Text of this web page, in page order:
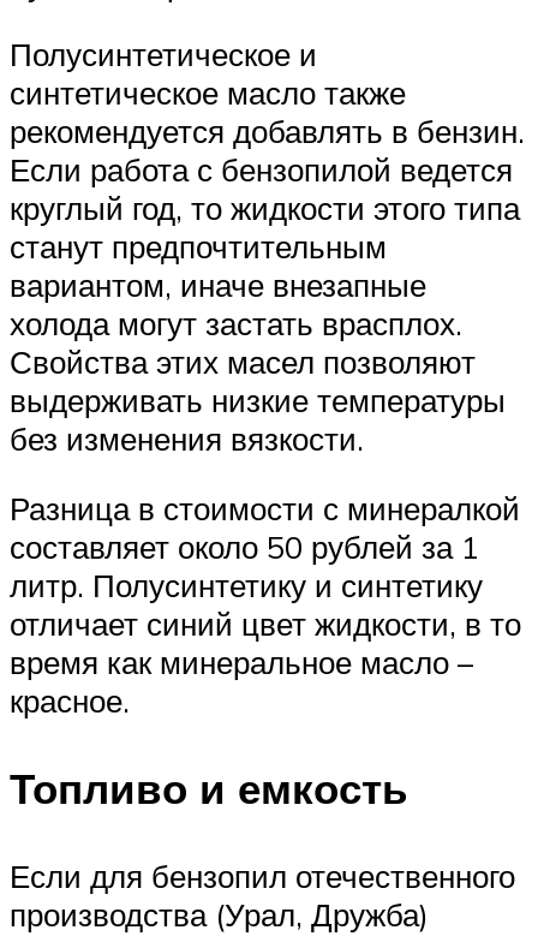
Полусинтетическое и
синтетическое масло также
рекомендуется добавлять в бензин.
Если работа с бензопилой ведется
круглый год, то жидкости этого типа
станут предпочтительным
вариантом, иначе внезапные
холода могут застать врасплох.
Свойства этих масел позволяют
выдерживать низкие температуры
без изменения вязкости.
Разница в стоимости с минералкой
составляет около 50 рублей за 1
литр. Полусинтетику и синтетику
отличает синий цвет жидкости, в то
время как минеральное масло –
красное.
Топливо и емкость
Если для бензопил отечественного
производства (Урал, Дружба)